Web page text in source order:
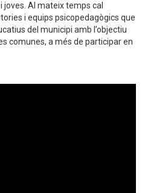
Al mateix temps cal
i equips psicopedagògics que
del municipi amb l’objectiu
comunes, a més de participar en